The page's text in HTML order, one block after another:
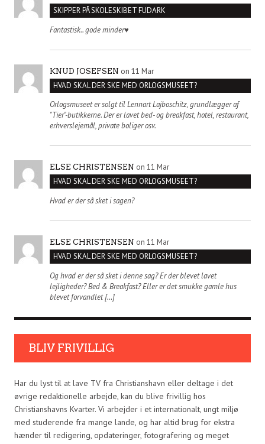
SKIPPER PÅ SKOLESKIBET FUDARK
Fantastisk.. gode minder♥️
KNUD JOSEFSEN on 11 Mar
HVAD SKAL DER SKE MED ORLOGSMUSEET?
Orlogsmuseet er solgt til Lennart Lajboschitz, grundlægger af
"Tier"-butikkerne. Der er lavet bed- og breakfast, hotel, restaurant,
erhverslejemål, private boliger osv.
ELSE CHRISTENSEN on 11 Mar
HVAD SKAL DER SKE MED ORLOGSMUSEET?
Hvad er der så sket i sagen?
ELSE CHRISTENSEN on 11 Mar
HVAD SKAL DER SKE MED ORLOGSMUSEET?
Og hvad er der så sket i denne sag? Er der blevet lavet
lejligheder? Bed & Breakfast? Eller er det smukke gamle hus
blevet forvandlet […]
BLIV FRIVILLIG
Har du lyst til at lave TV fra Christianshavn eller deltage i det
øvrige redaktionelle arbejde, kan du blive frivillig hos
Christianshavns Kvarter. Vi arbejder i et internationalt, ungt miljø
med studerende fra mange lande, og har altid brug for ekstra
hænder til redigering, opdateringer, fotografering og meget